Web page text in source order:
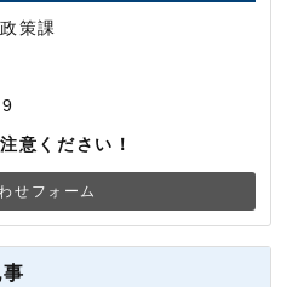
策課
意ください！
せフォーム